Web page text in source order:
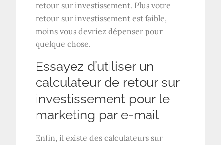
retour sur investissement. Plus votre
retour sur investissement est faible,
moins vous devriez dépenser pour
quelque chose.
Essayez d’utiliser un
calculateur de retour sur
investissement pour le
marketing par e-mail
Enfin, il existe des calculateurs sur